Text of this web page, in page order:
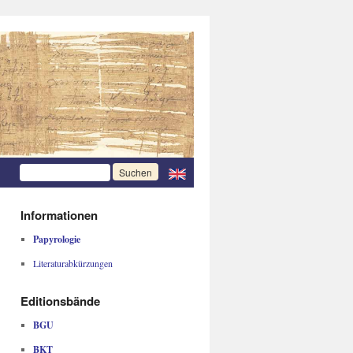
Informationen
Papyrologie
Literaturabkürzungen
Editionsbände
BGU
BKT